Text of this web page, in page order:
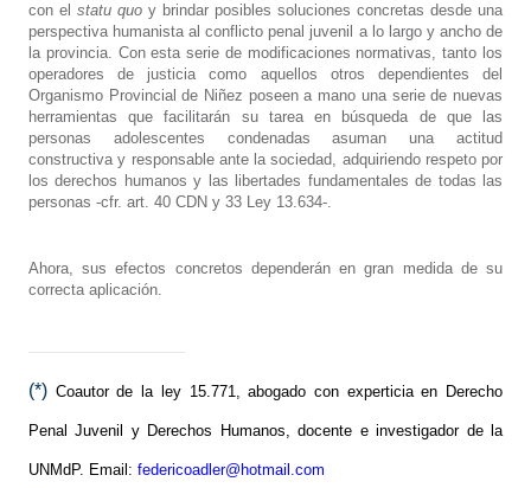
con el statu quo y brindar posibles soluciones concretas desde una
perspectiva humanista al conflicto penal juvenil a lo largo y ancho de
la provincia. Con esta serie de modificaciones normativas, tanto los
operadores de justicia como aquellos otros dependientes del
Organismo Provincial de Niñez poseen a mano una serie de nuevas
herramientas que facilitarán su tarea en búsqueda de que las
personas adolescentes condenadas asuman una actitud
constructiva y responsable ante la sociedad, adquiriendo respeto por
los derechos humanos y las libertades fundamentales de todas las
personas -cfr. art. 40 CDN y 33 Ley 13.634-.
Ahora, sus efectos concretos dependerán en gran medida de su
correcta aplicación.
(*) Coautor de la ley 15.771, abogado con experticia en Derecho
Penal Juvenil y Derechos Humanos, docente e investigador de la
UNMdP. Email: federicoadler@hotmail.com